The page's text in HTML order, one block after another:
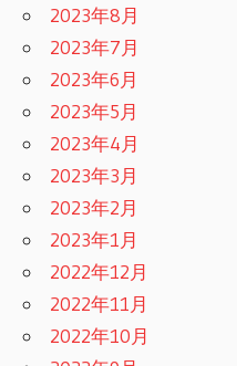
2023年8月
2023年7月
2023年6月
2023年5月
2023年4月
2023年3月
2023年2月
2023年1月
2022年12月
2022年11月
2022年10月